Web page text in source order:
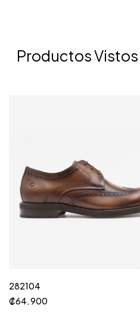
Productos
282104
₡64, 900